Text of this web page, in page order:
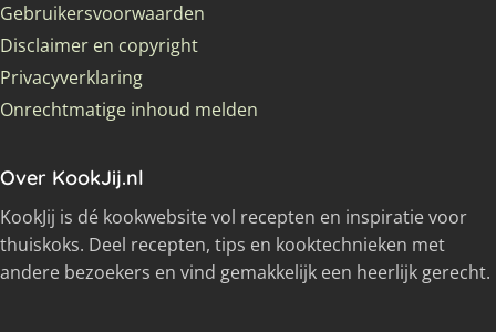
Gebruikersvoorwaarden
Disclaimer en copyright
Privacyverklaring
Onrechtmatige inhoud melden
Over KookJij.nl
KookJij is dé kookwebsite vol recepten en inspiratie voor
thuiskoks. Deel recepten, tips en kooktechnieken met
andere bezoekers en vind gemakkelijk een heerlijk gerecht.